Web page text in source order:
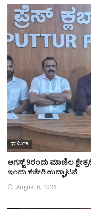
ಧಾರ್ಮಿಕ
ಆಗಸ್ಟ್ 9ರಂದು ಮಾಣಿಲ
ಇಂದು ಕಚೇರಿ ಉದ್ಘಾಟನೆ
August 6, 2026